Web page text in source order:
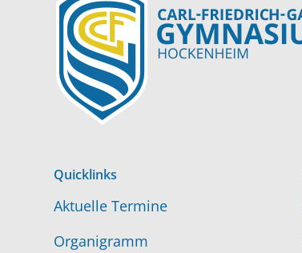
Quicklinks
Aktuelle Termine
Organigramm